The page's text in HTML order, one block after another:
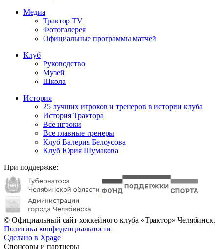
Медиа
Трактор TV
Фотогалерея
Официальные программы матчей
Клуб
Руководство
Музей
Школа
История
25 лучших игроков и тренеров в истории клуба
История Трактора
Все игроки
Все главные тренеры
Клуб Валерия Белоусова
Клуб Юрия Шумакова
При поддержке:
© Официальный сайт хоккейного клуба «Трактор» Челябинск.
Политика конфиденциальности
Сделано в Xpage
Спонсоры и партнеры